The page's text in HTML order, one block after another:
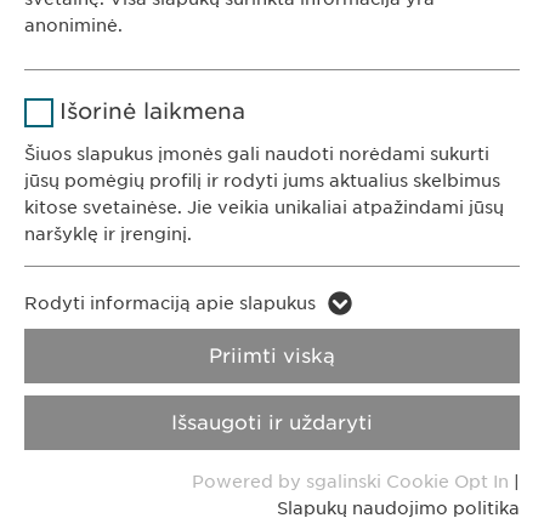
KONTAKTAI
Tel. +370 5248 7350
pranešimas
Slapukų naudojimo
politika
Atspaudas
Autorinė teisė © Ewopharma AG
Trukmė 1 metai
Saugo naudotojo slapuko sutikimo
anoniminė.
Trukmė 1 diena
Pavadinimas vuid
Teikėjas Vimeo
2 years
Collects data on users visiting the
Išorinė laikmena
Šiuos slapukus įmonės gali naudoti norėdami sukurti
jūsų pomėgių profilį ir rodyti jums aktualius skelbimus
kitose svetainėse. Jie veikia unikaliai atpažindami jūsų
naršyklę ir įrenginį.
Pavadinimas LinkedIn
LinkedIn
stebėjimas.
Rodyti informaciją apie slapukus
Išsaugoti ir uždaryti
Priimti viską
Powered by sgalinski Cookie Opt In
Slapukų naudojimo politika